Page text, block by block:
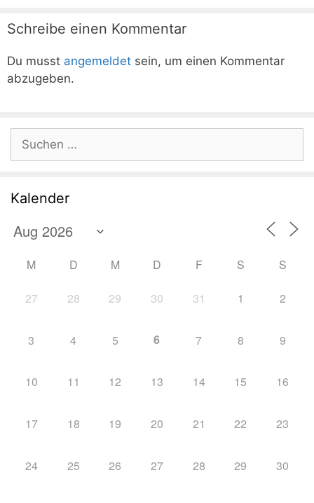
Schreibe einen Kommentar
Du musst angemeldet sein, um einen Kommentar
abzugeben.
Suchen
nach:
Kalender
M D M D F S S
27 28 29 30 31 1 2
3 4 5 6 7 8 9
10 11 12 13 14 15 16
17 18 19 20 21 22 23
24 25 26 27 28 29 30